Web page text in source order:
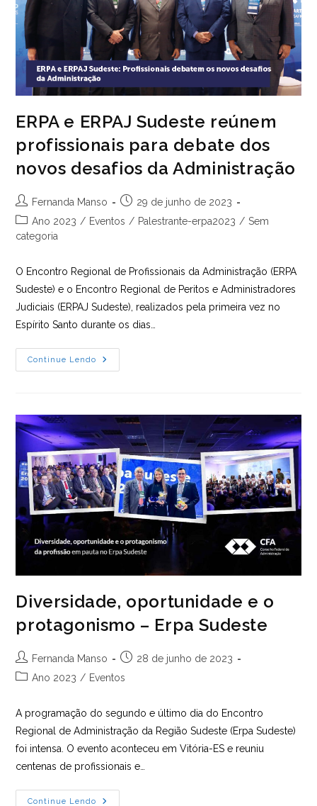
ERPA e ERPAJ Sudeste reúnem
profissionais para debate dos
novos desafios da Administração
Autor
do
post:
Fernanda Manso
Post
publicado:
29 de junho de 2023
Categoria
do
Ano 2023 / Eventos / Palestrante-erpa2023 / Sem
categoria
O Encontro Regional de Profissionais da Administração (ERPA
Sudeste) e o Encontro Regional de Peritos e Administradores
Judiciais (ERPAJ Sudeste), realizados pela primeira vez no
Espírito Santo durante os dias…
Continue Lendo
ERPA
E
Para
Debate
Dos
Novos
Desafios
Da
Administração
Diversidade, oportunidade e o
protagonismo – Erpa Sudeste
Autor
do
Fernanda Manso
Post28 de junho de 2023
Categoria
Ano 2023 / Eventos
A programação do segundo e último dia do Encontro
Regional de Administração da Região Sudeste (Erpa Sudeste)
foi intensa. O evento aconteceu em Vitória-ES e reuniu
centenas de profissionais e…
Continue Lendo
Diversidade,